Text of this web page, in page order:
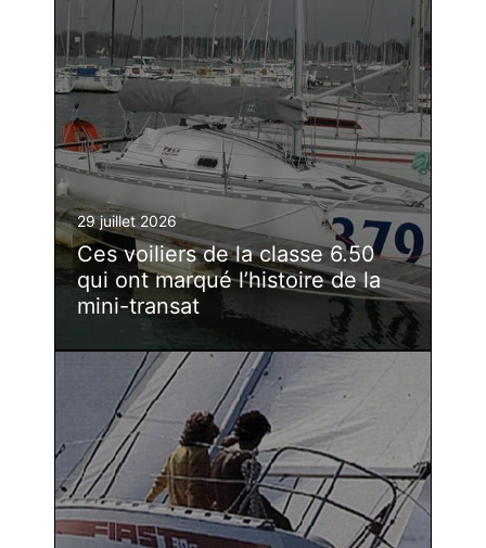
29 juillet 2026
Ces voiliers de la classe 6.50
qui ont marqué l’histoire de la
mini-transat